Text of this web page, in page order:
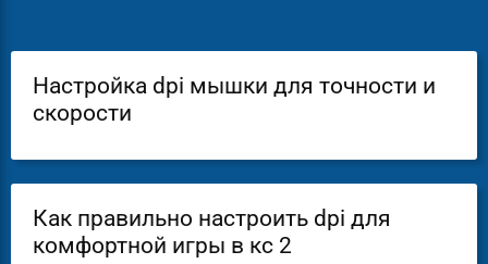
Настройка dpi мышки для точности и
скорости
Как правильно настроить dpi для
комфортной игры в кс 2